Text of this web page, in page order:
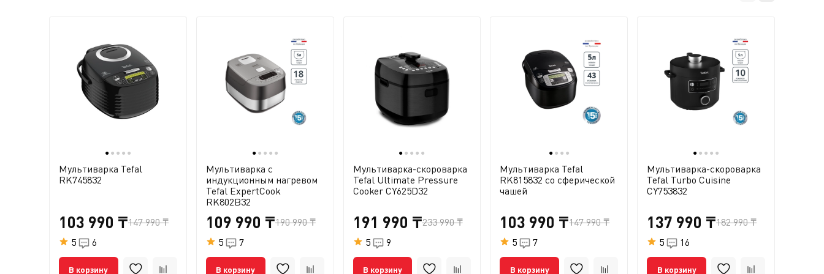
● ● ● ● ●
Мультиварка Tefal
RK745832
103 990 ₸147 990 ₸
5
6
В корзину
● ● ● ● ●
Мультиварка с
индукционным нагревом
Tefal ExpertCook
RK802B32
109 990 ₸190 990 ₸
5
7
В корзину
● ● ● ● ●
Мультиварка-скороварка
Tefal Ultimate Pressure
Cooker CY625D32
191 990 ₸233 990 ₸
5
9
В корзину
● ● ● ●
Мультиварка Tefal
RK815832 со сферической
чашей
103 990 ₸147 990 ₸
5
7
В корзину
● ● ● ● ●
Мультиварка-скороварка
Tefal Turbo Cuisine
CY753832
137 990 ₸182 990 ₸
5
16
В корзину